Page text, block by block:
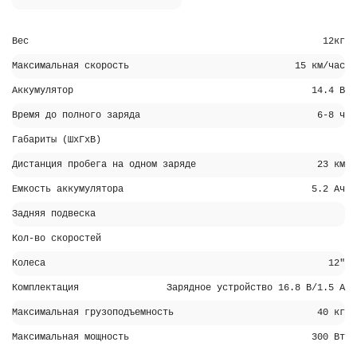
Вес 12кг
Максимальная скорость 15 км/час
Аккумулятор 14.4 В
Время до полного заряда 6-8 ч
Габариты (ШхГхВ)
Дистанция пробега на одном заряде 23 км
Емкость аккумулятора 5.2 Ач
Задняя подвеска
Кол-во скоростей
Колеса 12"
Комплектация Зарядное устройство 16.8 В/1.5 A
Максимальная грузоподъемность 40 кг
Максимальная мощность 300 Вт